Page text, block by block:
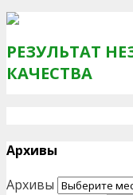
РЕЗУЛЬТАТ
КАЧЕСТВА
Архивы
Архивы